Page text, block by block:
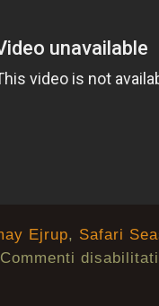
Ejrup, Safari
Commenti disabilitati